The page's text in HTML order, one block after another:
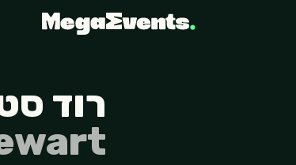
רוד